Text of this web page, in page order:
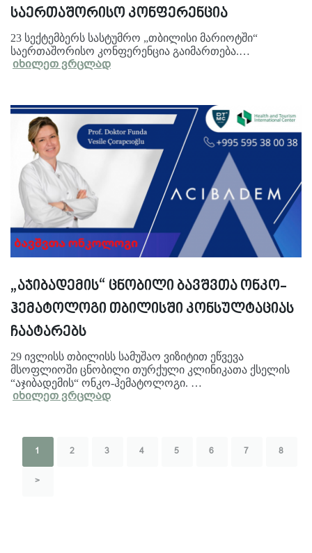
საერთაშორისო კონფერენცია
23 სექტემბერს სასტუმრო „თბილისი მარიოტში“
საერთაშორისო კონფერენცია გაიმართება.…
იხილეთ ვრცლად
„აჯიბადემის“ ცნობილი ბავშვთა ონკო-
ჰემატოლოგი თბილისში კონსულტაციას
ჩაატარებს
29 ივლისს თბილისს სამუშაო ვიზიტით ეწვევა
მსოფლიოში ცნობილი თურქული კლინიკათა ქსელის
“აჯიბადემის“ ონკო-ჰემატოლოგი. …
იხილეთ ვრცლად
1 2 3 4 5 6 7 8
>